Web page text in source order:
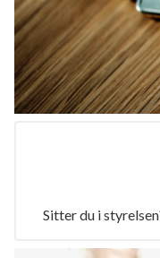
Sitter du i